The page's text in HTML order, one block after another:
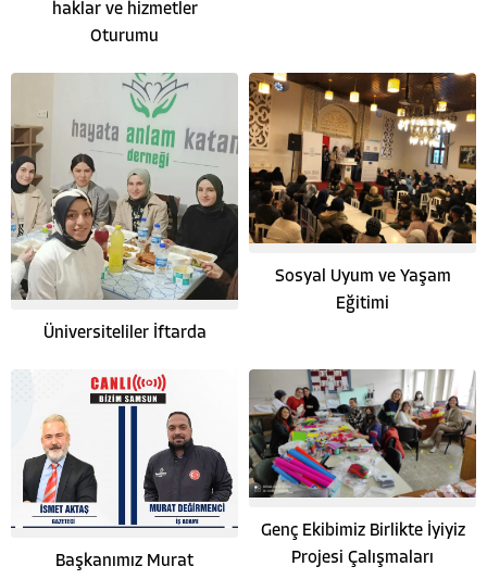
haklar ve hizmetler
Oturumu
Üniversiteliler İftarda
Sosyal Uyum ve Yaşam
Eğitimi
Başkanımız Murat
Genç Ekibimiz Birlikte İyiyiz
Projesi Çalışmaları